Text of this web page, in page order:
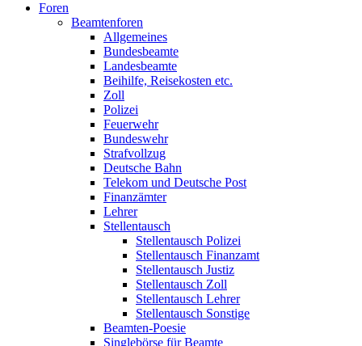
Foren
Beamtenforen
Allgemeines
Bundesbeamte
Landesbeamte
Beihilfe, Reisekosten etc.
Zoll
Polizei
Feuerwehr
Bundeswehr
Strafvollzug
Deutsche Bahn
Telekom und Deutsche Post
Finanzämter
Lehrer
Stellentausch
Stellentausch Polizei
Stellentausch Finanzamt
Stellentausch Justiz
Stellentausch Zoll
Stellentausch Lehrer
Stellentausch Sonstige
Beamten-Poesie
Singlebörse für Beamte